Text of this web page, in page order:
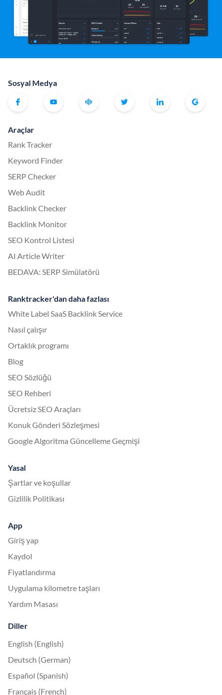
Sosyal Medya
Araçlar
Rank Tracker
Keyword Finder
SERP Checker
Web Audit
Backlink Checker
Backlink Monitor
SEO Kontrol Listesi
AI Article Writer
BEDAVA: SERP Simülatörü
Ranktracker'dan daha fazlası
White Label SaaS Backlink Service
Nasıl çalışır
Ortaklık programı
Blog
SEO Sözlüğü
SEO Rehberi
Ücretsiz SEO Araçları
Konuk Gönderi Sözleşmesi
Google Algoritma Güncelleme Geçmişi
Yasal
Şartlar ve koşullar
Gizlilik Politikası
App
Giriş yap
Kaydol
Fiyatlandırma
Uygulama kilometre taşları
Yardım Masası
Diller
English (English)
Deutsch (German)
Español (Spanish)
Français (French)